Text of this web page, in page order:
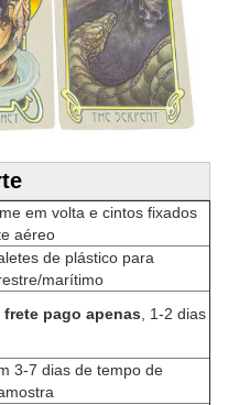
em volta e cintos fixados
aéreo
de plástico para
marítimo
pago apenas, 1-2 dias
3-7 dias de tempo de